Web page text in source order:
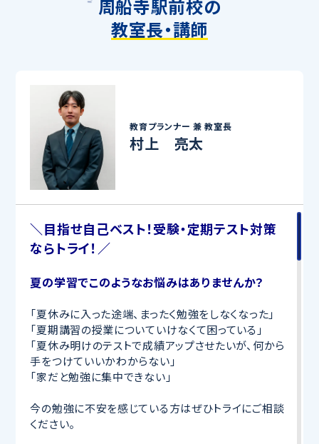
周船寺駅前校の
教室長・講師
教育プランナー 兼教室長
村上 亮太
＼目指せ自己ベスト！受験・定期テスト対策
ならトライ！／
夏の学習でこのようなお悩みはありませんか？
「夏休みに入った途端、まったく勉強をしなくなった」
「夏期講習の授業についていけなくて困っている」
「夏休み明けのテストで成績アップさせたいが、何から
手をつけていいかわからない」
「家だと勉強に集中できない」
今の勉強に不安を感じている方はぜひトライにご相談
ください。